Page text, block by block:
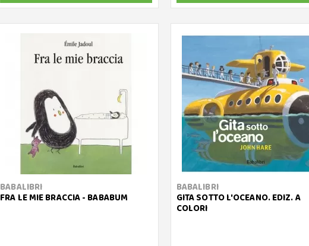
BABALIBRI
FRA LE MIE BRACCIA - BABABUM
BABALIBRI
GITA SOTTO L'OCEANO. EDIZ. A
COLORI